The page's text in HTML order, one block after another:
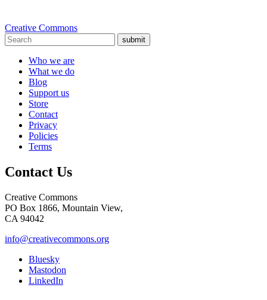
Creative Commons
submit
Who we are
What we do
Blog
Support us
Store
Contact
Privacy
Policies
Terms
Contact Us
Creative Commons
PO Box 1866, Mountain View,
CA 94042
info@creativecommons.org
Bluesky
Mastodon
LinkedIn